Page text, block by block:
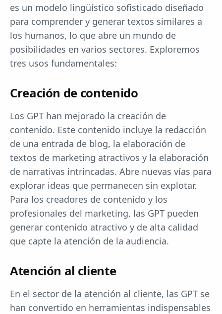
es un modelo lingüístico sofisticado diseñado
para comprender y generar textos similares a
los humanos, lo que abre un mundo de
posibilidades en varios sectores. Exploremos
tres usos fundamentales:
Creación de contenido
Los GPT han mejorado la creación de
contenido. Este contenido incluye la redacción
de una entrada de blog, la elaboración de
textos de marketing atractivos y la elaboración
de narrativas intrincadas. Abre nuevas vías para
explorar ideas que permanecen sin explotar.
Para los creadores de contenido y los
profesionales del marketing, las GPT pueden
generar contenido atractivo y de alta calidad
que capte la atención de la audiencia.
Atención al cliente
En el sector de la atención al cliente, las GPT se
han convertido en herramientas indispensables